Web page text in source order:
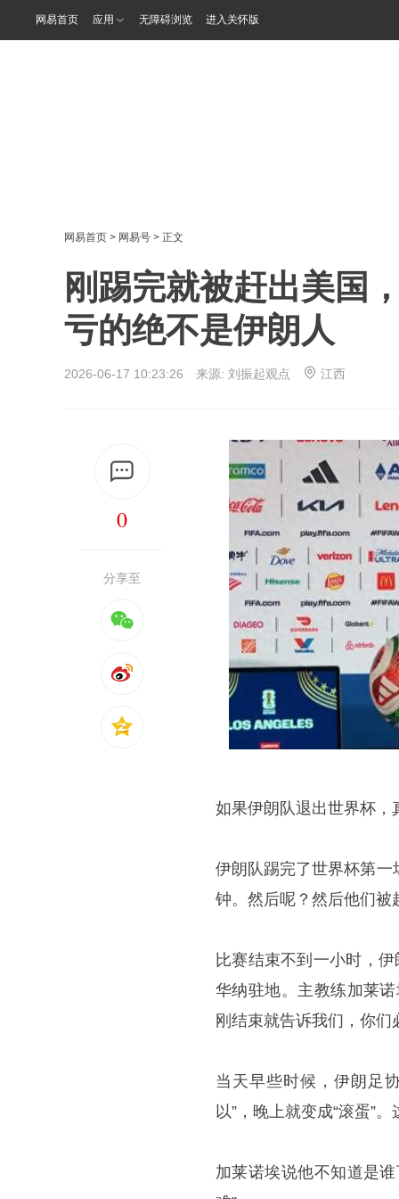
网易首页 应用 无障碍浏览 进入关怀版
网易首页 > 网易号 > 正文
刚踢完就被赶出美国
亏的绝不是伊朗人
2026-06-17 10:23:26 来源: 刘振起观点 江西
0
分享至
如果伊朗队退出世界杯，
伊朗队踢完了世界杯第
钟。然后呢？然后他们被
比赛结束不到一小时，
华纳驻地。主教练加莱
刚结束就告诉我们，你们
当天早些时候，伊朗足
以”，晚上就变成“滚蛋”
加莱诺埃说他不知道是